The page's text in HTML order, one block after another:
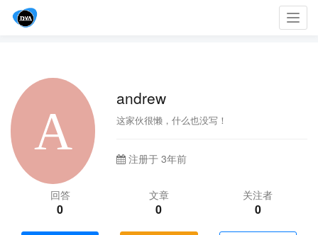
andrew
这家伙很懒，什么也没写！
注册于 3年前
回答
0
文章
0
关注者
0